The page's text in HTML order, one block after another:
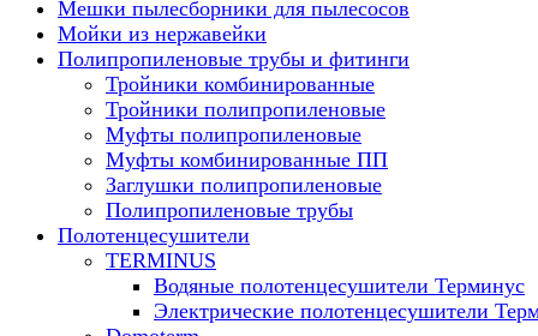
Мешки пылесборники для пылесосов
Мойки из нержавейки
Полипропиленовые трубы и фитинги
Тройники комбинированные
Тройники полипропиленовые
Муфты полипропиленовые
Муфты комбинированные ПП
Заглушки полипропиленовые
Полипропиленовые трубы
Полотенцесушители
TERMINUS
Водяные полотенцесушители Терминус
Электрические полотенцесушители